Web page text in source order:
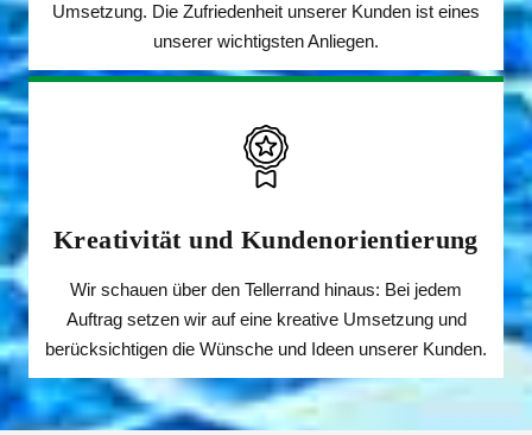
Umsetzung. Die Zufriedenheit unserer Kunden ist eines
unserer wichtigsten Anliegen.
Kreativität und Kundenorientierung
Wir schauen über den Tellerrand hinaus: Bei jedem
Auftrag setzen wir auf eine kreative Umsetzung und
berücksichtigen die Wünsche und Ideen unserer Kunden.